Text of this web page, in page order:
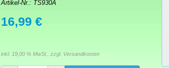
Artikel-Nr.: TS930A
16,99 €
inkl. 19,00 % MwSt., zzgl. Versandkosten